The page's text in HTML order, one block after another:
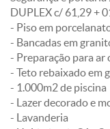
DUPLEX c/ 61,29 +
- Piso em
- Bancadas em
- Preparação para
- Teto rebaixado em
- 1.000m2 de piscina
- Lazer decorado e
- Lavanderia